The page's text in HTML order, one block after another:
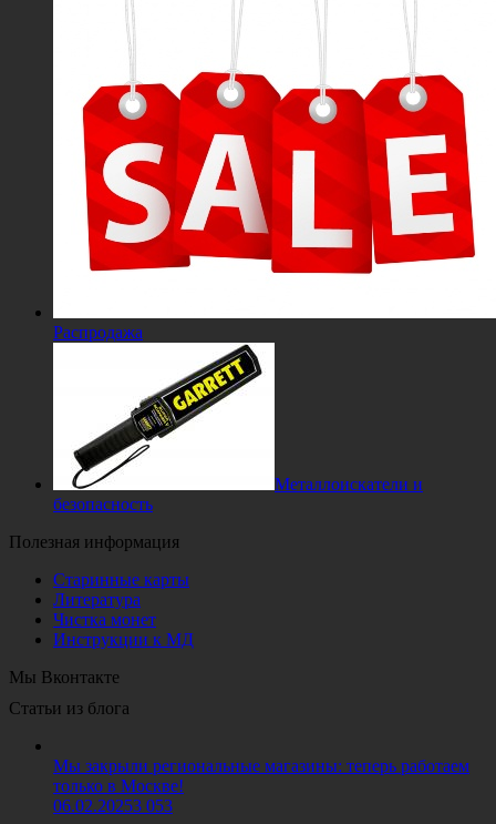
Распродажа
Металлоискатели и
безопасность
Полезная информация
Старинные карты
Литература
Чистка монет
Инструкции к МД
Мы Вконтакте
Статьи из блога
Мы закрыли региональные магазины: теперь работаем
только в Москве!
06.02.20253 053